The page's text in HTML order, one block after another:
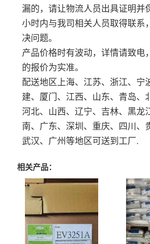
漏的，请让物流人员出具证明并
小时内与我司相关人员取得联系
决问题。
产品价格时有波动，详情请致电
的报价为实准。
配送地区上海、江苏、浙江、宁
建、厦门、江西、山东、青岛、
河北、山西、辽宁、吉林、黑龙
南、广东、深圳、重庆、四川、
武汉、广州等地区可送到工厂.
相关产品：